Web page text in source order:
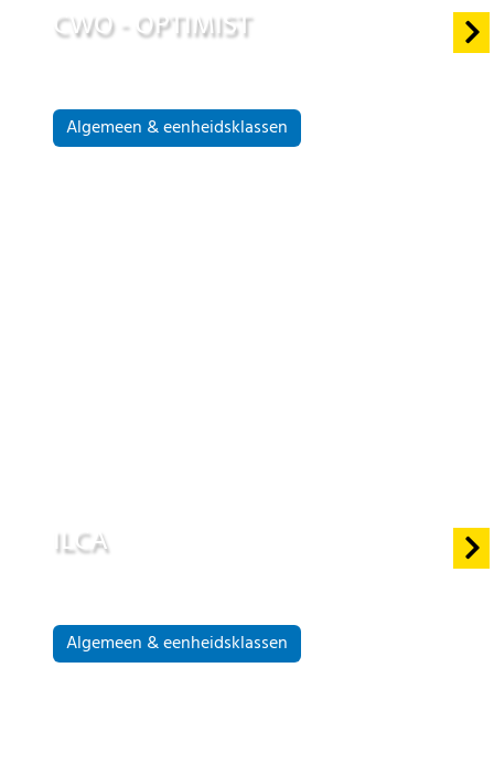
CWO - OPTIMIST
Algemeen & eenheidsklassen
ILCA
Algemeen & eenheidsklassen